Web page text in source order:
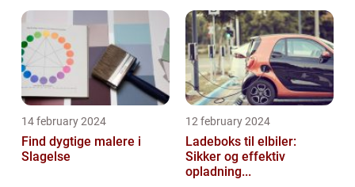
14 february 2024
Find dygtige malere i
Slagelse
12 february 2024
Ladeboks til elbiler:
Sikker og effektiv
opladning...